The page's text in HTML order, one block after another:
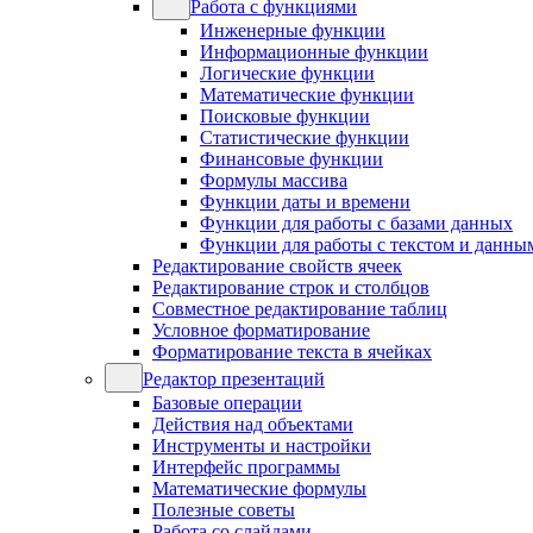
Работа с функциями
Инженерные функции
Информационные функции
Логические функции
Математические функции
Поисковые функции
Статистические функции
Финансовые функции
Формулы массива
Функции даты и времени
Функции для работы с базами данных
Функции для работы с текстом и
Редактирование свойств ячеек
Редактирование строк и столбцов
Совместное редактирование таблиц
Условное форматирование
Форматирование текста в ячейках
Редактор презентаций
Базовые операции
Действия над объектами
Инструменты и настройки
Интерфейс программы
Математические формулы
Полезные советы